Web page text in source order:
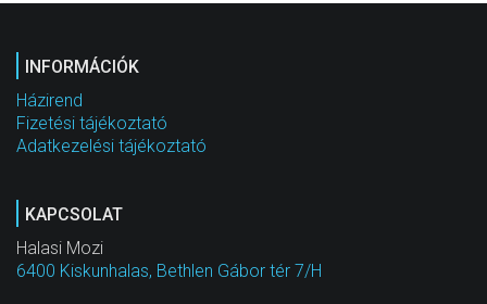
INFORMÁCIÓK
Házirend
Fizetési tájékoztató
Adatkezelési tájékoztató
KAPCSOLAT
Halasi Mozi
6400 Kiskunhalas, Bethlen Gábor tér 7/H